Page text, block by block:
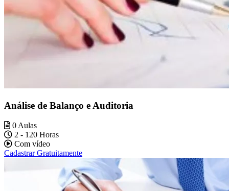
Análise de Balanço e Auditoria
0 Aulas
2 - 120 Horas
Com vídeo
Cadastrar Gratuitamente